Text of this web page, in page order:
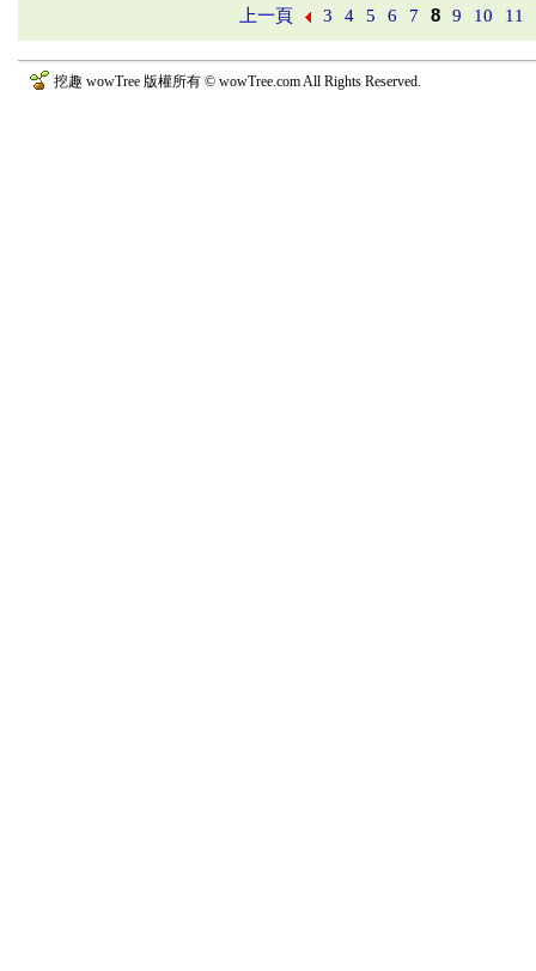
上一頁 3 4 5 6 7 8 9 10 11
挖趣 wowTree 版權所有 © wowTree.com All Rights Reserved.